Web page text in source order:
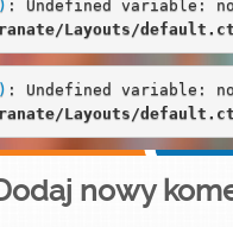
: Undefined variable:
Layouts/
: Undefined variable:
Layouts/
nowy